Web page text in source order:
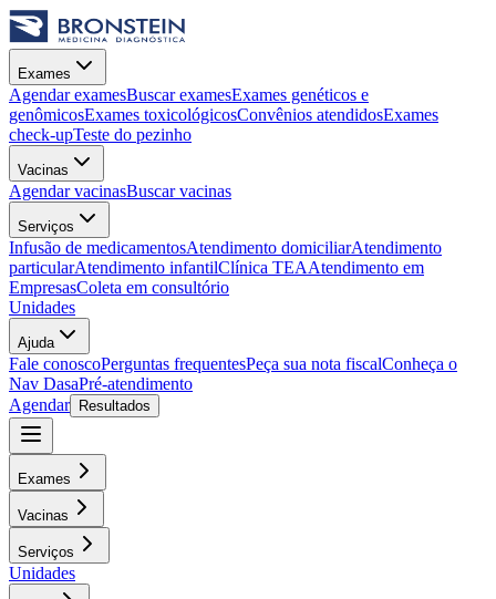
Exames
Agendar examesBuscar examesExames genéticos e
genômicosExames toxicológicosConvênios atendidosExames
check-upTeste do pezinho
Vacinas
Agendar vacinasBuscar vacinas
Serviços
Infusão de medicamentosAtendimento domiciliarAtendimento
particularAtendimento infantilClínica TEAAtendimento em
EmpresasColeta em consultório
Unidades
Ajuda
Fale conoscoPerguntas frequentesPeça sua nota fiscalConheça o
Nav DasaPré-atendimento
Agendar
Resultados
Exames
Vacinas
Serviços
Unidades